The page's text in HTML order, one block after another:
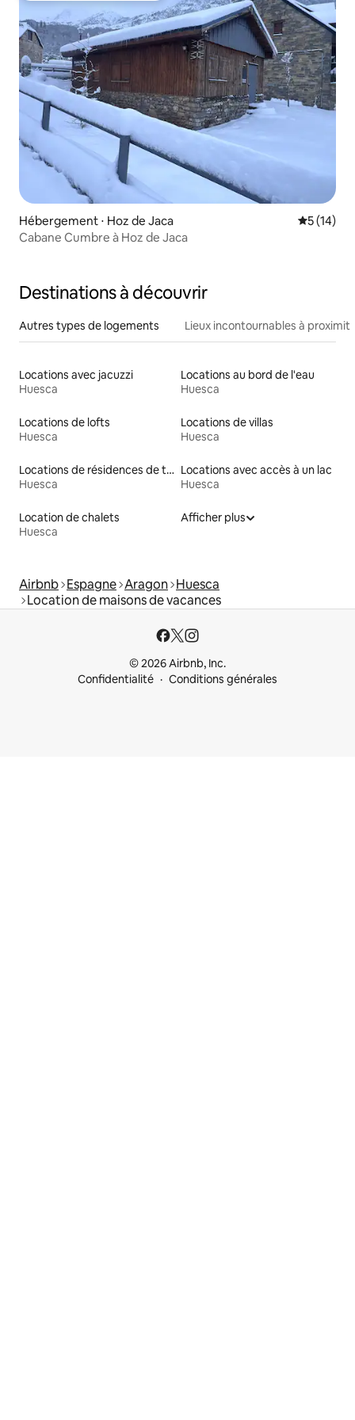
Hébergement ⋅ Hoz de Jaca
5 (14)
Cabane Cumbre à Hoz de Jaca
Destinations à découvrir
Autres types de logements Lieux incontournables à
Locations avec jacuzzi
Huesca
Locations au bord de l'eau
Huesca
Locations de lofts
Huesca
Locations de villas
Huesca
Locations de résidences de tourisme
Huesca
Locations avec accès à un lac
Huesca
Location de chalets
Huesca
Afficher plus
Airbnb Espagne Aragon Huesca
Location de maisons de vacances
© 2026 Airbnb, Inc.
Confidentialité
Conditions générales